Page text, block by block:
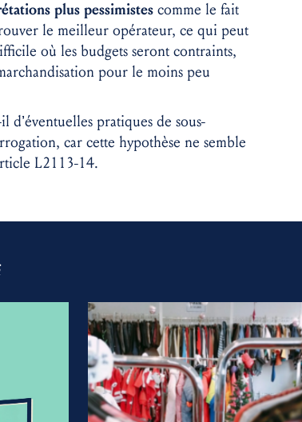
plus pessimistes comme le fait
le meilleur opérateur, ce qui peut
où les budgets seront contraints,
pour le moins peu
d’éventuelles pratiques de sous-
car cette hypothèse ne semble
L2113-14.